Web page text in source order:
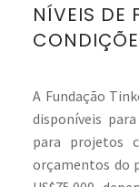
NÍVEIS DE
A Fundação
disponíveis
para projetos
orçamentos do